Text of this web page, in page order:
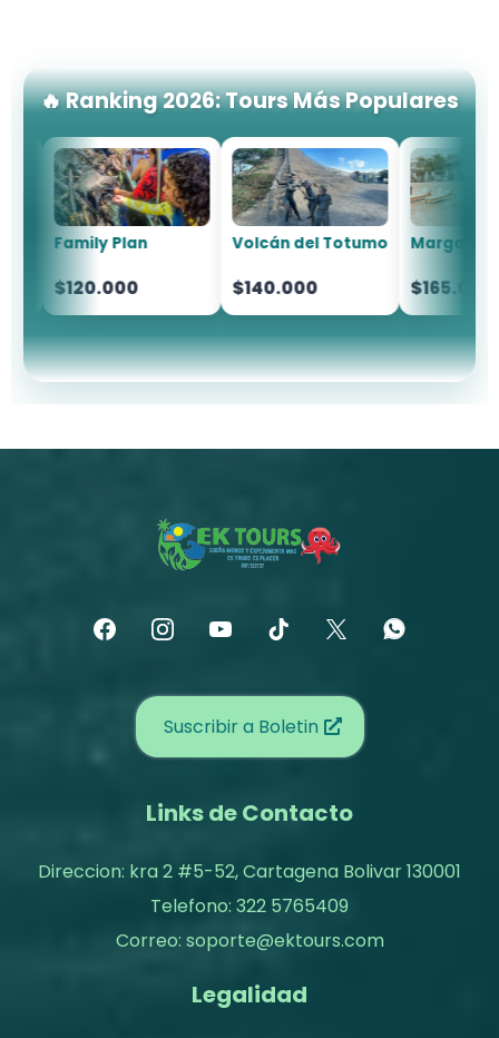
🔥 Ranking 2026: Tours Más Populares
Family Plan
$120.000
Volcán del Totumo
$140.000
Margaritas
$165.000
Suscribir a Boletin
Links de Contacto
Direccion: kra 2 #5-52, Cartagena Bolivar 130001
Telefono: 322 5765409
Correo: soporte@ektours.com
Legalidad